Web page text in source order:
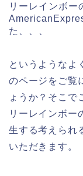
リーレインボー
た、、、
というようなよ
のページをご覧
ょうか？そこで
リーレインボー
生する考えられ
いただきます。